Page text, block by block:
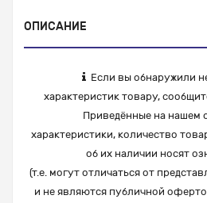
ОПИСАНИЕ
Если вы обнаружили
характеристик товару,
Приведённые на нашем
характеристики, количество
об их наличии носят
(т.е. могут отличаться от
и не являются публичной